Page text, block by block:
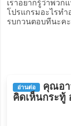
เราอยากรู้ว่าพวก
โปรแกรมอะไรทำ
รบกวนตอบทีนะค
อ่านต่อ
คุณอา
คิดเห็นกระทู้